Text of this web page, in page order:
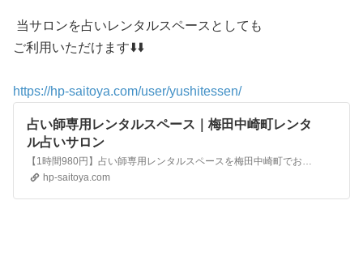
当サロンを占いレンタルスペースとしても
ご利用いただけます⬇️⬇️
https://hp-saitoya.com/user/yushitessen/
占い師専用レンタルスペース｜梅田中崎町レンタ
ル占いサロン
【1時間980円】占い師専用レンタルスペースを梅田中崎町でお探しなら占い師専用レンタルスペース・レンタル占いサロン侑詩徹占へ！梅田中崎町の占い師向けレンタルスペース
hp-saitoya.com